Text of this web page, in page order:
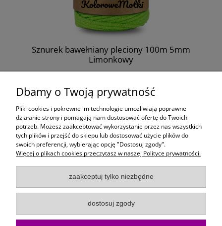
Sznurek bawełniany pleciony 100m 5mm
Limonkowy
Moje konto
Płatności i dostawa
Informacje
O Firmie
Dbamy o Twoją prywatność
Pliki cookies i pokrewne im technologie umożliwiają poprawne
działanie strony i pomagają nam dostosować ofertę do Twoich
potrzeb. Możesz zaakceptować wykorzystanie przez nas wszystkich
tych plików i przejść do sklepu lub dostosować użycie plików do
swoich preferencji, wybierając opcję "Dostosuj zgody".
Więcej o plikach cookies przeczytasz w naszej Polityce prywatności.
zaakceptuj tylko niezbędne
dostosuj zgody